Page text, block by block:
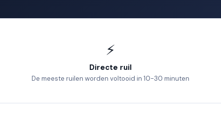
⚡
Directe ruil
De meeste ruilen worden voltooid in 10-30 minuten